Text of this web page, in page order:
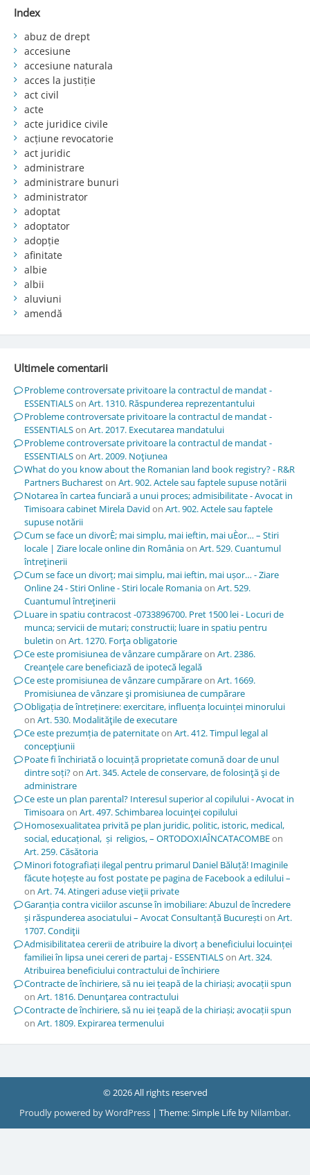
Index
abuz de drept
accesiune
accesiune naturala
acces la justiție
act civil
acte
acte juridice civile
acțiune revocatorie
act juridic
administrare
administrare bunuri
administrator
adoptat
adoptator
adopție
afinitate
albie
albii
aluviuni
amendă
Ultimele comentarii
Probleme controversate privitoare la contractul de mandat -
ESSENTIALSon Art. 1310. Răspunderea reprezentantului
Probleme controversate privitoare la contractul de mandat -
ESSENTIALSon Art. 2017. Executarea mandatului
Probleme controversate privitoare la contractul de mandat -
ESSENTIALSon Art. 2009. Noţiunea
What do you know about the Romanian land book registry? - R&R
Partners Buchareston Art. 902. Actele sau faptele supuse notării
Notarea în cartea funciară a unui proces; admisibilitate - Avocat in
Timisoara cabinet Mirela David on Art. 902. Actele sau faptele
supuse notării
Cum se face un divorÈ; mai simplu, mai ieftin, mai uÈor… – Stiri
locale | Ziare locale online din Româniaon Art. 529. Cuantumul
întreţinerii
Cum se face un divorț; mai simplu, mai ieftin, mai ușor… - Ziare
Online 24 - Stiri Online - Stiri locale Romaniaon Art. 529.
Cuantumul întreţinerii
Luare in spatiu contracost -0733896700. Pret 1500 lei - Locuri de
munca; servicii de mutari; constructii; luare in spatiu pentru
buletin on Art. 1270. Forţa obligatorie
Ce este promisiunea de vânzare cumpărareon Art. 2386.
Creanţele care beneficiază de ipotecă legală
Ce este promisiunea de vânzare cumpărareon Art. 1669.
Promisiunea de vânzare şi promisiunea de cumpărare
Obligația de întreținere: exercitare, influența locuinței minorului
on Art. 530. Modalităţile de executare
Ce este prezumția de paternitateon Art. 412. Timpul legal al
concepţiunii
Poate fi închiriată o locuință proprietate comună doar de unul
dintre soți?on Art. 345. Actele de conservare, de folosinţă şi de
administrare
Ce este un plan parental? Interesul superior al copilului - Avocat in
Timisoaraon Art. 497. Schimbarea locuinţei copilului
Homosexualitatea privită pe plan juridic, politic, istoric, medical,
social, educațional, și religios, – ORTODOXIAÎNCATACOMBEon
Art. 259. Căsătoria
Minori fotografiați ilegal pentru primarul Daniel Băluță! Imaginile
făcute hoțește au fost postate pe pagina de Facebook a edilului –
on Art. 74. Atingeri aduse vieţii private
Garanția contra viciilor ascunse în imobiliare: Abuzul de încredere
și răspunderea asociatului – Avocat Consultanță Bucureștion Art.
1707. Condiţii
Admisibilitatea cererii de atribuire la divorț a beneficiului locuinței
familiei în lipsa unei cereri de partaj - ESSENTIALSon Art. 324.
Atribuirea beneficiului contractului de închiriere
Contracte de închiriere, să nu iei țeapă de la chiriași; avocații spun
on Art. 1816. Denunţarea contractului
Contracte de închiriere, să nu iei țeapă de la chiriași; avocații spun
on Art. 1809. Expirarea termenului
© 2026 All rights reserved
Proudly powered by WordPress | Theme: Simple Life by Nilambar.